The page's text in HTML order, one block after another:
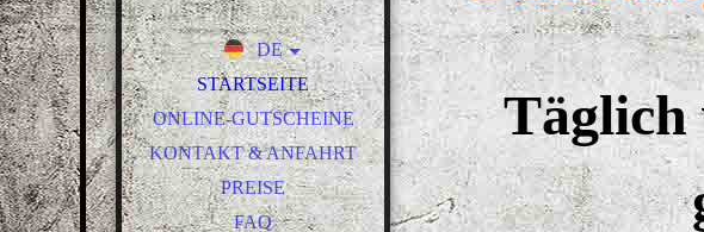
DE
EN
NL
STARTSEITE
ONLINE-GUTSCHEINE
KONTAKT & ANFAHRT
PREISE
FAQ
Täglich